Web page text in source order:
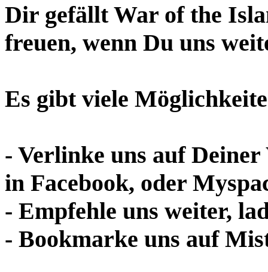
Dir gefällt War of the
freuen, wenn Du uns
Es gibt viele
- Verlinke uns auf Deiner
in Facebook, oder
- Empfehle uns weiter,
- Bookmarke uns auf